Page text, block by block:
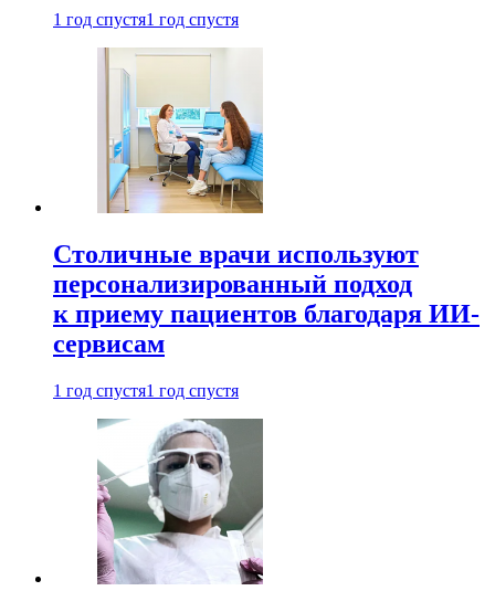
1 год спустя1 год спустя
Столичные врачи используют
персонализированный подход
к приему пациентов благодаря ИИ-
сервисам
1 год спустя1 год спустя